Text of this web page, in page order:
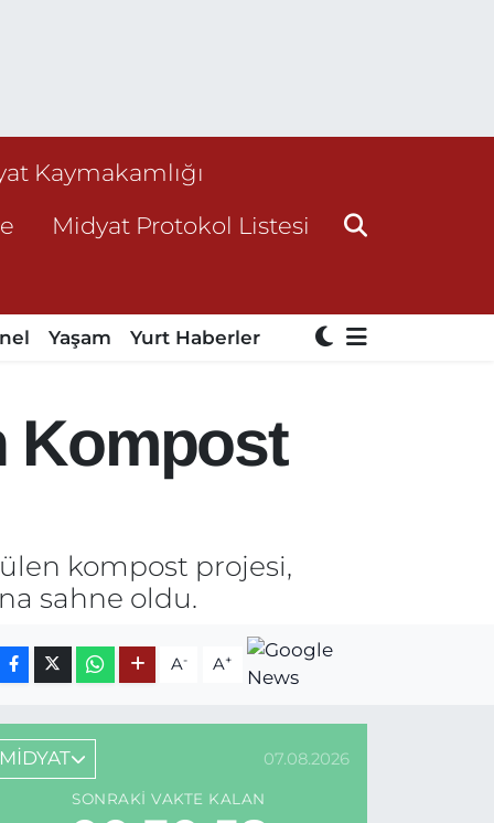
Kaymakamlığı
Midyat Protokol Listesi
Yaşam Yurt Haberler
Kompost
kompost projesi,
sahne oldu.
A- A+
MİDYAT 07.08.2026
SONRAKI VAKTE KALAN